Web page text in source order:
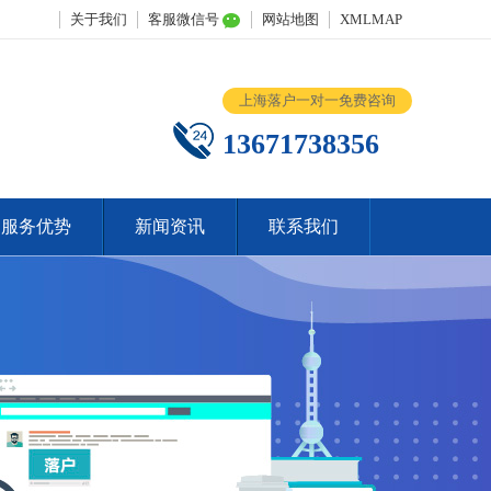
关于我们 客服微信号 网站地图 XMLMAP
上海落户一对一免费咨询
13671738356
服务优势 新闻资讯 联系我们